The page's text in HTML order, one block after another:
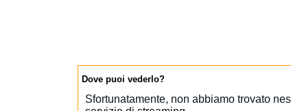
Dove puoi vederlo?